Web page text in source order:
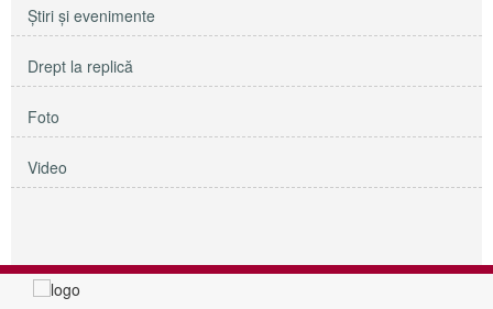
Ştiri şi evenimente
Drept la replică
Foto
Video